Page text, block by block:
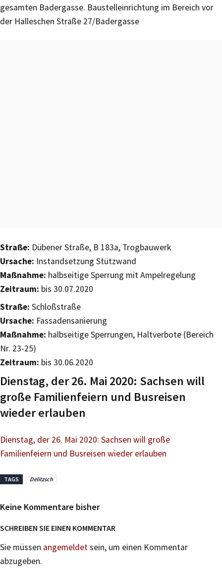
gesamten Badergasse. Baustelleinrichtung im Bereich vor
der Halleschen Straße 27/Badergasse
Straße: Dübener Straße, B 183a, Trogbauwerk
Ursache: Instandsetzung Stützwand
Maßnahme: halbseitige Sperrung mit Ampelregelung
Zeitraum: bis 30.07.2020
Straße: Schloßstraße
Ursache: Fassadensanierung
Maßnahme: halbseitige Sperrungen, Haltverbote (Bereich
Nr. 23-25)
Zeitraum: bis 30.06.2020
Dienstag, der 26. Mai 2020: Sachsen will
große Familienfeiern und Busreisen
wieder erlauben
Dienstag, der 26. Mai 2020: Sachsen will große
Familienfeiern und Busreisen wieder erlauben
TAGS Delitzsch
Keine Kommentare bisher
SCHREIBEN SIE EINEN KOMMENTAR
Sie müssen angemeldetsein, um einen Kommentar
abzugeben.